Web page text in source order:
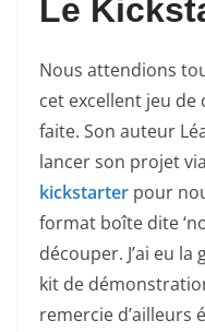
Le
Nous attendions
cet excellent jeu de
faite. Son auteur
lancer son projet
kickstarter pour
format boîte dite
découper. J’ai eu
kit de
remercie d’ailleurs